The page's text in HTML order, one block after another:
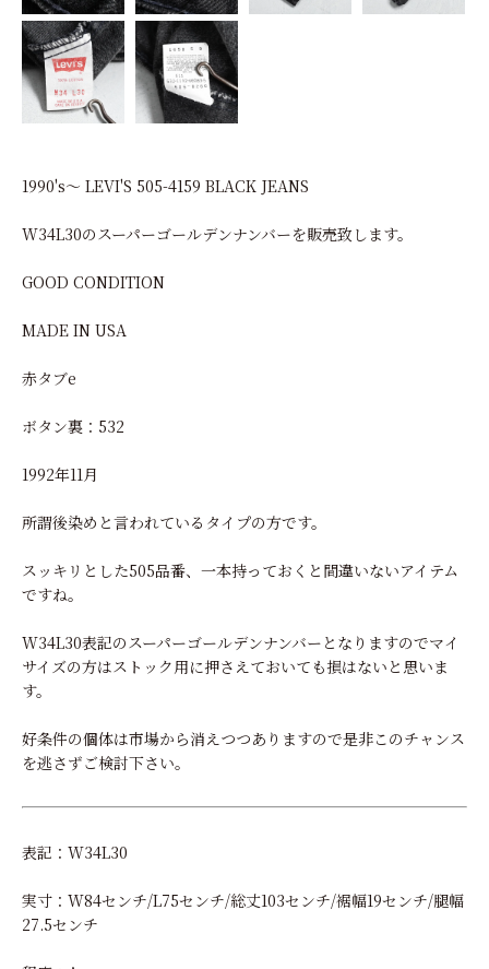
1990's～ LEVI'S 505-4159 BLACK JEANS
W34L30のスーパーゴールデンナンバーを販売致します。
GOOD CONDITION
MADE IN USA
赤タブe
ボタン裏：532
1992年11月
所謂後染めと言われているタイプの方です。
スッキリとした505品番、一本持っておくと間違いないアイテム
ですね。
W34L30表記のスーパーゴールデンナンバーとなりますのでマイ
サイズの方はストック用に押さえておいても損はないと思いま
す。
好条件の個体は市場から消えつつありますので是非このチャンス
を逃さずご検討下さい。
表記：W34L30
実寸：W84センチ/L75センチ/総丈103センチ/裾幅19センチ/腿幅
27.5センチ